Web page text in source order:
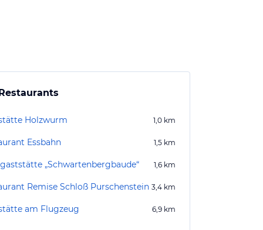
Holzwurm 1,0 km
Essbahn 1,5 km
„Schwartenbergbaude“ 1,6 km
Remise Schloß Purschenstein 3,4 km
am Flugzeug 6,9 km